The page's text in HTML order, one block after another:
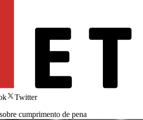
Twitter
cumprimento de pena